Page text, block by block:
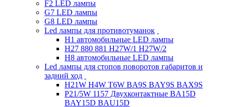
F2 LED лампы
G7 LED лампы
G8 LED лампы
Led лампы для противотуманок
H1 автомобильные LED лампы
H27 880 881 H27W/1 H27W/2
H8 автомобильные LED лампы
Led лампы для стопов поворотов габаритов и
задний ход
H21W H4W T6W BA9S BAY9S BAX9S
P21/5W 1157 Двухконтактные BA15D
BAY15D BAU15D